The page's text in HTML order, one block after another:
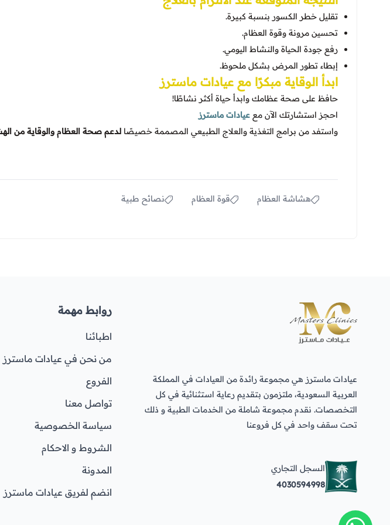
تقليل خطر الكسور بنسبة كبيرة.
تحسين مرونة وقوة العظام.
رفع جودة الحياة والنشاط اليومي.
إبطاء تطور المرض بشكل ملحوظ.
ابدأ الوقاية مبكرًا مع عيادات ماسترز
حافظ على صحة عظامك وابدأ حياة أكثر نشاطًا!
احجز استشارتك الآن مع عيادات ماسترز
واستفد من برامج التغذية والعلاج الطبيعي المصممة خصيصًا لدعم صحة العظام والوقاية من
هشاشة العظام قوة العظام نصائح طبية
عيادات ماسترز هي مجموعة رائدة من العيادات في المملكة
العربية السعودية، ملتزمون بتقديم رعاية استثنائية في كل
التخصصات. نقدم مجموعة شاملة من الخدمات الطبية و ذلك
تحت سقف واحد في كل فروعنا
السجل التجاري
4030594998
روابط مهمة
اطبائنا
من نحن في عيادات ماسترز
الفروع
تواصل معنا
سياسة الخصوصية
الشروط و الاحكام
المدونة
انضم لفريق عيادات ماسترز